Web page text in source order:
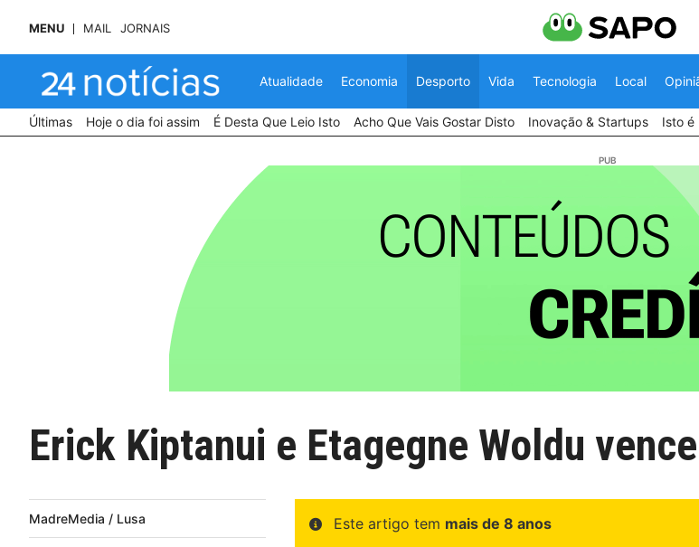
MENU MAIL JORNAIS
Atualidade Economia Desporto Vida Tecnologia Local
Últimas Hoje o dia foi assim É Desta Que Leio Isto Acho Que Vais Gostar Disto Inovação & Startups Isto é
Erick Kiptanui e Etagegne Woldu
MadreMedia / Lusa Este artigo tem mais de 8 anos